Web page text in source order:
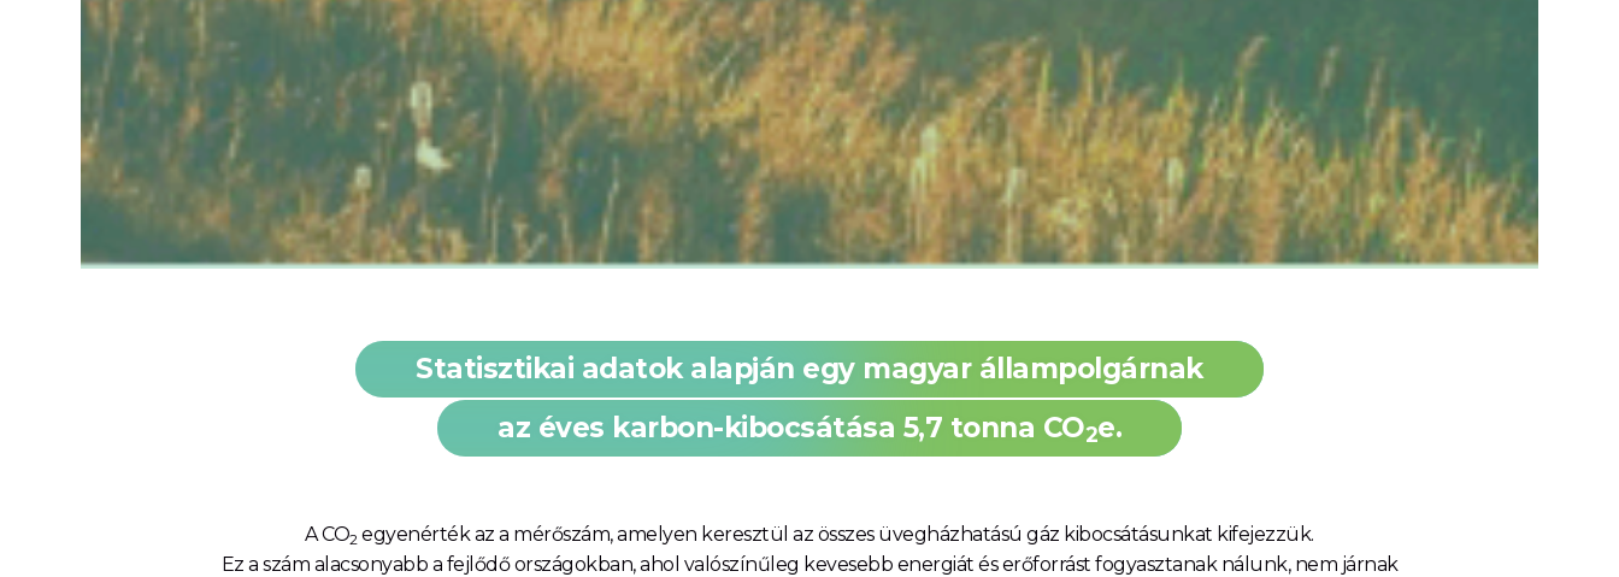
Statisztikai adatok alapján egy magyar állampolgárnak
az éves karbon-kibocsátása 5,7 tonna CO2e.
A CO2 egyenérték az a mérőszám, amelyen keresztül az összes üvegházhatású gáz kibocsátásunkat kifejezzük.
Ez a szám alacsonyabb a fejlődő országokban, ahol valószínűleg kevesebb energiát és erőforrást fogyasztanak nálunk, nem járnak